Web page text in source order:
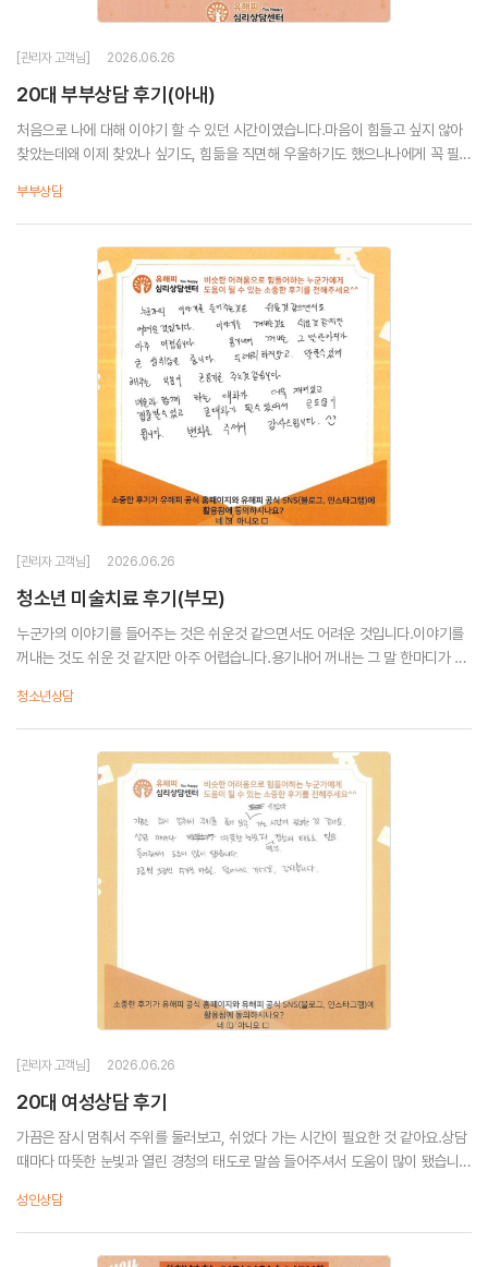
[관리자 고객님] 2026.06.26
20대 부부상담 후기(아내)
처음으로 나에 대해 이야기 할 수 있던 시간이였습니다.마음이 힘들고 싶지 않아
찾았는데왜 이제 찾았나 싶기도, 힘듦을 직면해 우울하기도 했으나나에게 꼭 필요
부부상담
[관리자 고객님] 2026.06.26
청소년 미술치료 후기(부모)
누군가의 이야기를 들어주는 것은 쉬운것 같으면서도 어려운 것입니다.이야기를
꺼내는 것도 쉬운 것 같지만 아주 어렵습니다.용기내어 꺼내는 그 말 한마디가 큰
같습니다.미술과 함께 하는 대화가 더욱 ...
청소년상담
[관리자 고객님] 2026.06.26
20대 여성상담 후기
가끔은 잠시 멈춰서 주위를 둘러보고, 쉬었다 가는 시간이 필요한 것 같아요.상담
때마다 따뜻한 눈빛과 열린 경청의 태도로 말씀 들어주셔서 도움이 많이 됐습니
성인상담